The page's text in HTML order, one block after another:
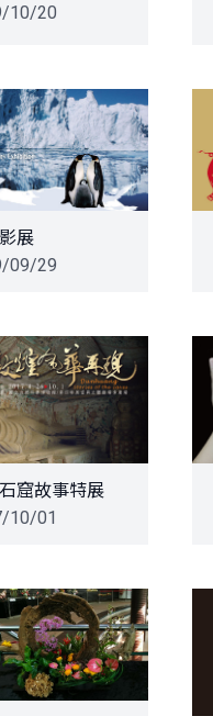
10/20
展
09/29
窟故事特展
10/01